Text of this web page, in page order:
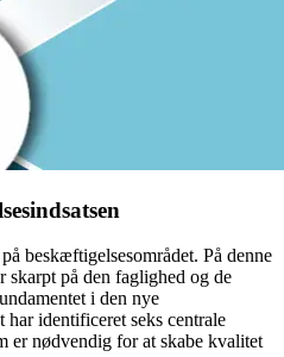
beskæftigelsesområdet. På denne
skarpt på den faglighed og de
i den nye
identificeret seks centrale
er nødvendig for at skabe kvalitet